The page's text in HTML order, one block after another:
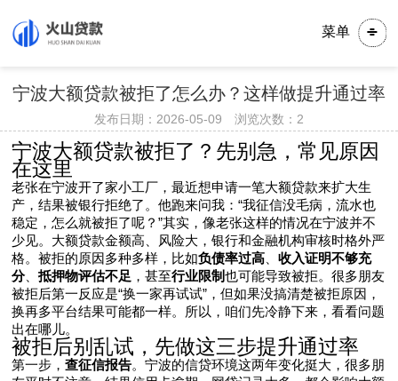
菜单
宁波大额贷款被拒了怎么办？这样做提升通过率
发布日期：2026-05-09 浏览次数： 2
宁波大额贷款被拒了？先别急，常见原因
在这里
老张在宁波开了家小工厂，最近想申请一笔大额贷款来扩大生
产，结果被银行拒绝了。他跑来问我：“我征信没毛病，流水也
稳定，怎么就被拒了呢？”其实，像老张这样的情况在宁波并不
少见。大额贷款金额高、风险大，银行和金融机构审核时格外严
格。被拒的原因多种多样，比如负债率过高、收入证明不够充
分、抵押物评估不足 ，甚至行业限制也可能导致被拒。很多朋友
被拒后第一反应是“换一家再试试”，但如果没搞清楚被拒原因，
换再多平台结果可能都一样。所以，咱们先冷静下来，看看问题
出在哪儿。
被拒后别乱试，先做这三步提升通过率
第一步，查征信报告。宁波的信贷环境这两年变化挺大，很多朋